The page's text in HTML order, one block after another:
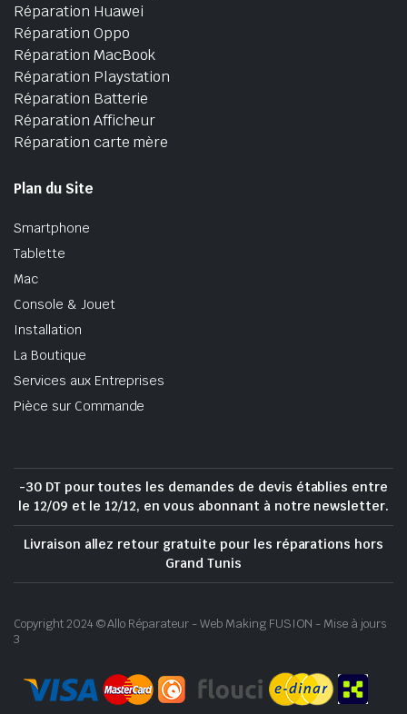
Réparation Huawei
Réparation Oppo
Réparation MacBook
Réparation Playstation
Réparation Batterie
Réparation Afficheur
Réparation carte mère
Plan du Site
Smartphone
Tablette
Mac
Console & Jouet
Installation
La Boutique
Services aux Entreprises
Pièce sur Commande
-30 DT pour toutes les demandes de devis établies entre
le 12/09 et le 12/12, en vous abonnant à notre newsletter.
Livraison allez retour gratuite pour les réparations hors
Grand Tunis
Copyright 2024 © Allo Réparateur - Web Making FUSION - Mise à jours
3